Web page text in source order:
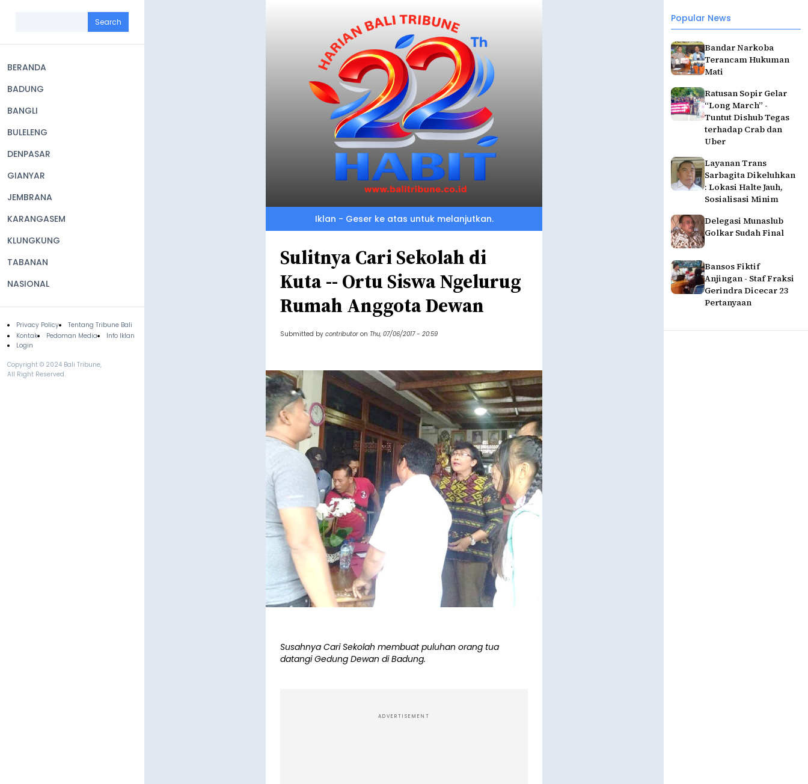
navigation
BERANDA
BADUNG
BANGLI
BULELENG
DENPASAR
GIANYAR
JEMBRANA
KARANGASEM
KLUNGKUNG
TABANAN
NASIONAL
Footer
Privacy Policy
Tentang Tribune Bali
Kontak
Pedoman Media
Info Iklan
Login
Copyright © 2024 Bali Tribune,
All Right Reserved.
Popular News
Bandar Narkoba
Terancam Hukuman
Mati
Ratusan Sopir Gelar
“Long March” -
Tuntut Dishub Tegas
terhadap Crab dan
Uber
Layanan Trans
Sarbagita Dikeluhkan
: Lokasi Halte Jauh,
Sosialisasi Minim
Delegasi Munaslub
Golkar Sudah Final
Bansos Fiktif
Anjingan - Staf Fraksi
Gerindra Dicecar 23
Pertanyaan
Iklan - Geser ke atas untuk melanjutkan.
Sulitnya Cari Sekolah di
Kuta -- Ortu Siswa Ngelurug
Rumah Anggota Dewan
Submitted by contributor on Thu, 07/06/2017 - 20:59
Susahnya Cari Sekolah membuat puluhan orang tua
datangi Gedung Dewan di Badung.
ADVERTISEMENT